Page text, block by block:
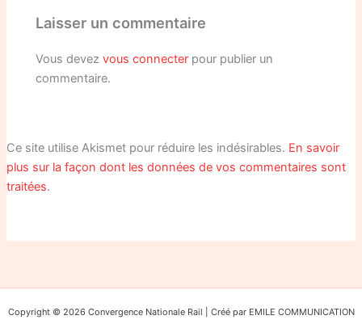
Laisser un commentaire
Vous devezvous connecter pour publier un
commentaire.
Ce site utilise Akismet pour réduire les indésirables. En savoir
plus sur la façon dont les données de vos commentaires sont
traitées.
Copyright © 2026 Convergence Nationale Rail | Créé par EMILE COMMUNICATION